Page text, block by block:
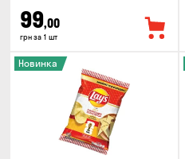
99,00
грн за 1 шт
Новинка